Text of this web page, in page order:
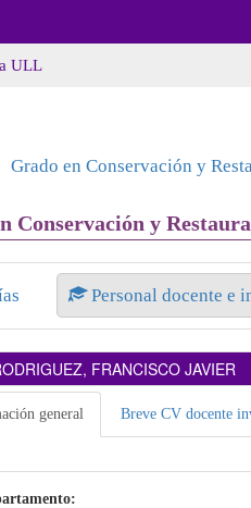
ULL
Grado en Conservación y
Conservación y
Personal docente e
FRANCISCO JAVIER
general Breve CV docente